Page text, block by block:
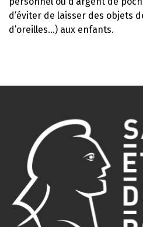
d’éviter de laisser des objets
d’oreilles…) aux enfants.